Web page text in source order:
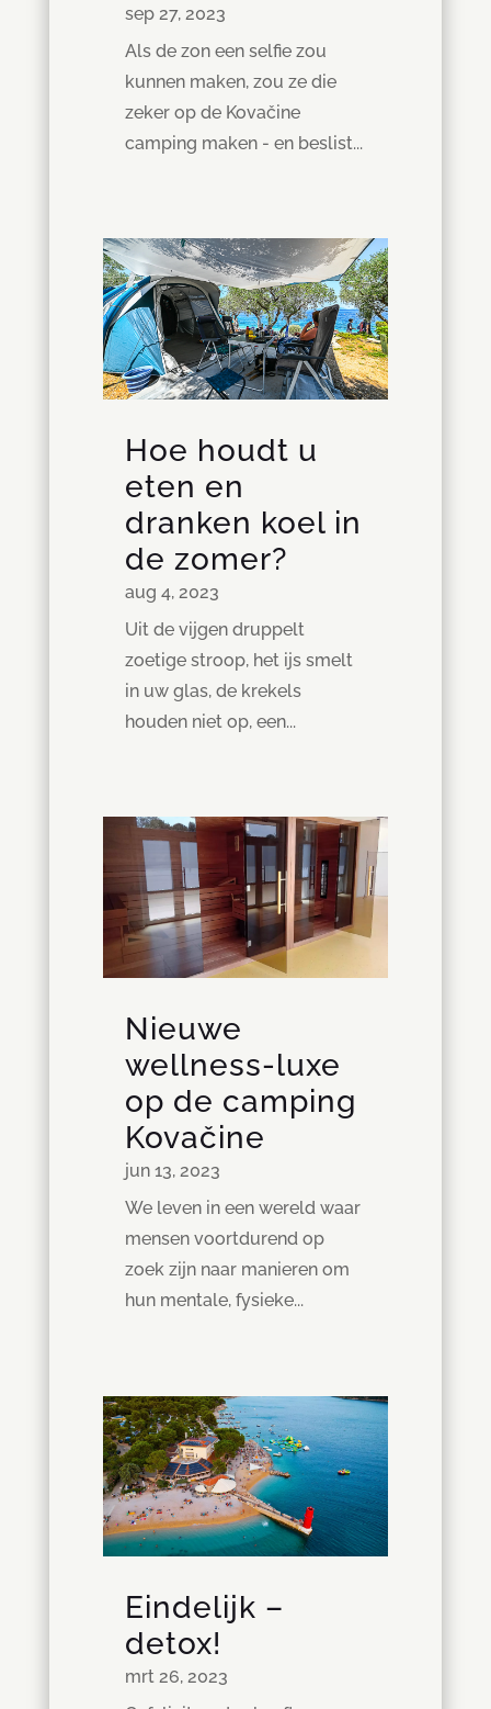
sep 27, 2023
Als de zon een selfie zou
kunnen maken, zou ze die
zeker op de Kovačine
camping maken - en beslist...
Hoe houdt u
eten en
dranken koel in
de zomer?
aug 4, 2023
Uit de vijgen druppelt
zoetige stroop, het ijs smelt
in uw glas, de krekels
houden niet op, een...
Nieuwe
wellness-luxe
op de camping
Kovačine
jun 13, 2023
We leven in een wereld waar
mensen voortdurend op
zoek zijn naar manieren om
hun mentale, fysieke...
Eindelijk –
detox!
mrt 26, 2023